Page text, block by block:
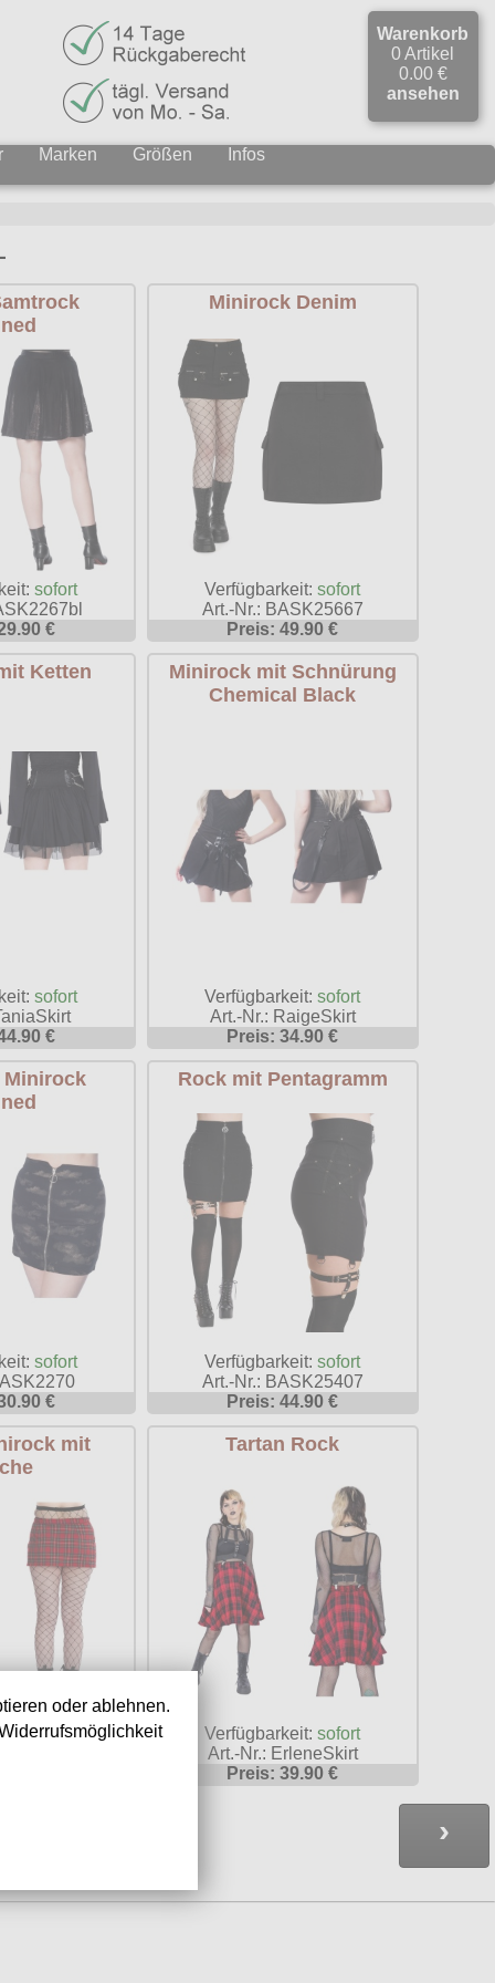
Warenkorb
0 Artikel
0.00 €
ansehen
Marken Größen Infos
sofort
€
Minirock Denim
Verfügbarkeit:sofort
Art.-Nr.: BASK25667
Preis: 49.90 €
Ketten
sofort
€
Minirock mit Schnürung
Chemical Black
Verfügbarkeit:sofort
Art.-Nr.: RaigeSkirt
Preis: 34.90 €
sofort
€
Rock mit Pentagramm
Verfügbarkeit:sofort
Art.-Nr.: BASK25407
Preis: 44.90 €
mit
sofort
Tartan Rock
Verfügbarkeit:sofort
Art.-Nr.: ErleneSkirt
Preis: 39.90 €
›
oder ablehnen.